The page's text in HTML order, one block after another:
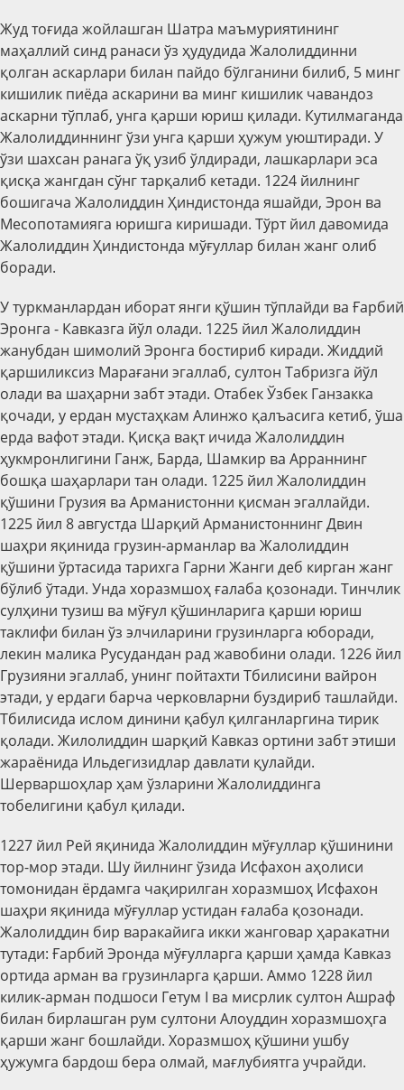
Жуд тоғида жойлашган Шатра маъмуриятининг
маҳаллий синд ранаси ўз ҳудудида Жалолиддинни
қолган аскарлари билан пайдо бўлганини билиб, 5 минг
кишилик пиёда аскарини ва минг кишилик чавандоз
аскарни тўплаб, унга қарши юриш қилади. Кутилмаганда
Жалолиддиннинг ўзи унга қарши ҳужум уюштиради. У
ўзи шахсан ранага ўқ узиб ўлдиради, лашкарлари эса
қисқа жангдан сўнг тарқалиб кетади. 1224 йилнинг
бошигача Жалолиддин Ҳиндистонда яшайди, Эрон ва
Месопотамияга юришга киришади. Тўрт йил давомида
Жалолиддин Ҳиндистонда мўғуллар билан жанг олиб
боради.
У туркманлардан иборат янги қўшин тўплайди ва Ғарбий
Эронга - Кавказга йўл олади. 1225 йил Жалолиддин
жанубдан шимолий Эронга бостириб киради. Жиддий
қаршиликсиз Марағани эгаллаб, султон Табризга йўл
олади ва шаҳарни забт этади. Отабек Ўзбек Ганзакка
қочади, у ердан мустаҳкам Алинжо қалъасига кетиб, ўша
ерда вафот этади. Қисқа вақт ичида Жалолиддин
ҳукмронлигини Ганж, Барда, Шамкир ва Арраннинг
бошқа шаҳарлари тан олади. 1225 йил Жалолиддин
қўшини Грузия ва Арманистонни қисман эгаллайди.
1225 йил 8 августда Шарқий Арманистоннинг Двин
шаҳри яқинида грузин-арманлар ва Жалолиддин
қўшини ўртасида тарихга Гарни Жанги деб кирган жанг
бўлиб ўтади. Унда хоразмшоҳ ғалаба қозонади. Тинчлик
сулҳини тузиш ва мўғул қўшинларига қарши юриш
таклифи билан ўз элчиларини грузинларга юборади,
лекин малика Русудандан рад жавобини олади. 1226 йил
Грузияни эгаллаб, унинг пойтахти Тбилисини вайрон
этади, у ердаги барча черковларни буздириб ташлайди.
Тбилисида ислом динини қабул қилганларгина тирик
қолади. Жилолиддин шарқий Кавказ ортини забт этиши
жараёнида Ильдегизидлар давлати қулайди.
Шерваршоҳлар ҳам ўзларини Жалолиддинга
тобелигини қабул қилади.
1227 йил Рей яқинида Жалолиддин мўғуллар қўшинини
тор-мор этади. Шу йилнинг ўзида Исфахон аҳолиси
томонидан ёрдамга чақирилган хоразмшоҳ Исфахон
шаҳри яқинида мўғуллар устидан ғалаба қозонади.
Жалолиддин бир варакайига икки жанговар ҳаракатни
тутади: Ғарбий Эронда мўғулларга қарши ҳамда Кавказ
ортида арман ва грузинларга қарши. Аммо 1228 йил
килик-арман подшоси Гетум I ва мисрлик султон Ашраф
билан бирлашган рум султони Алоуддин хоразмшоҳга
қарши жанг бошлайди. Хоразмшоҳ қўшини ушбу
ҳужумга бардош бера олмай, мағлубиятга учрайди.